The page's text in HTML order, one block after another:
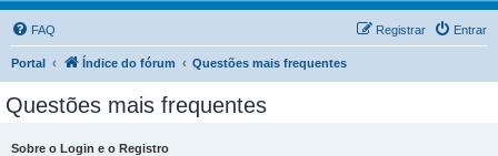
FAQ Entrar
Registrar
Portal Índice do fórum Questões mais frequentes
Questões mais frequentes
Sobre o Login e o Registro